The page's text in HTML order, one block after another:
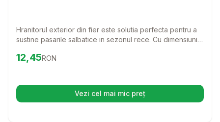
Hranitorul exterior din fier este solutia perfecta pentru a
sustine pasarile salbatice in sezonul rece. Cu dimensiunile
a le asigura hrana necesara. Ajuta-le sa supravietuiasca
Preț:12.45
12,45RON
Vezi cel mai mic preț(se deschide într-o filă nouă)